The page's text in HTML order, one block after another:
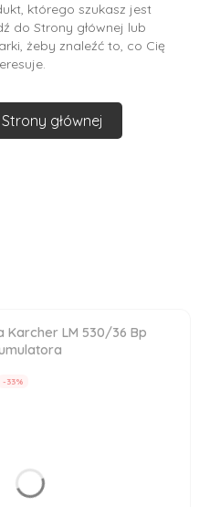
którego szukasz jest
do Strony głównej lub
żeby znaleźć to, co Cię
głównej
LM 530/36 Bp
-33%